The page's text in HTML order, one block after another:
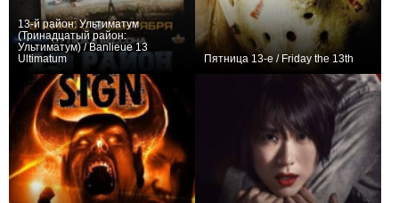
13-й район: Ультиматум
(Тринадцатый район:
Ультиматум) / Banlieue 13
Ultimatum
Пятница 13-е / Friday the 13th